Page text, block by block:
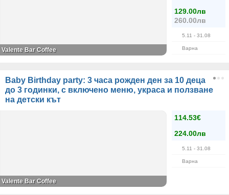
129.00лв
260.00лв
5.11 - 31.08
Варна
Valente Bar Coffee
Baby Birthday party: 3 часа рожден ден за 10 деца
до 3 годинки, с включено меню, украса и ползване
на детски кът
114.53€
224.00лв
5.11 - 31.08
Варна
Valente Bar Coffee